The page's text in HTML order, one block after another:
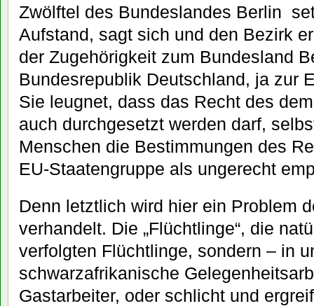
Zwölftel des Bundeslandes Berlin
Aufstand, sagt sich und den Bezirk
der Zugehörigkeit zum Bundesland
Bundesrepublik Deutschland, ja zur
Sie leugnet, dass das Recht des
auch durchgesetzt werden darf,
Menschen die Bestimmungen des
EU-Staatengruppe als ungerecht
Denn letztlich wird hier ein Problem
verhandelt. Die „Flüchtlinge“, die
verfolgten Flüchtlinge, sondern – in
schwarzafrikanische
Gastarbeiter, oder schlicht und